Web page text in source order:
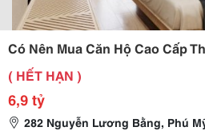
Có Nên Mua Căn Hộ Cao Cấp
( HẾT HẠN )
6,9 tỷ
282 Nguyễn Lương Bằng, Phú